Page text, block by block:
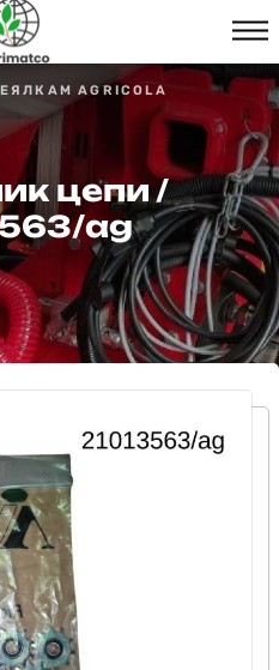
AGRICOLA
цепи /
ag